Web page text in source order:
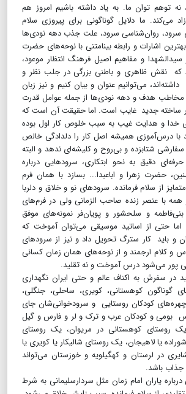
توهم توان ما. به یاد داشته باشیم امروز هم
می‌کند. ما دلایل گوناگونی برای پیروزی سلام‌
سرود، روان‌شناسی سرود، علت جذب دهه نودی‌ها
اشارات و رابطه بینامتنی با نوحه‌های حضرت
سیدالشهدا و مفاهیم اصیل فرهنگ انتظار موعود،
نقش ظاهری و باطنی بزرگی در جلب نظر و‌
می‌توانیم عنوان و بیان کنیم و نیز زبان
هدف و دهه نودی‌ها از جمله عوامل قدرت
ساخته جدید غایب است. اما حقیقت آن است که
خدا و هدایت غیب به سبب خلوص کار اول بوده
درس‌آموزی همیشه اصل کار را دلدادگی خالص
سفارشی شتابزده و بی‌روح و کلیشه‌ای ندهد و البته
دقیق به نحو ابتکاری، سرودهایی درباره
حضرت زهرا و اباعبدا... بسازد با همان فرم
از سلام فرمانده. سرودهای نو و خلاق ‌و دلربا
همه با عنصر زنده صاحب الزمانی ولی در فرم‌های
و سلحشور و پویان‌فر نمونه‌های موفق
اما حتی از اساتید موسیقی می‌توان آموخت که
و باید کار سترگ تحویل داد و نیز از سرودهای
و کلام ارجمند و از نوحه‌های همان زمان کسانی
پور می‌شود درس آموخت و نه تقلید.
در سفرش به اکناف عالم و حتی ایران نگهداری
گوناگون کوهستانی، کویری، ساحلی، جنگلی،
کودکان روستایی و سرودخوانی‌شان جای
بومی‌ و کودکان عرب و ترک‌ و لر و فارس و گیل
روستای کوهستانی در مریوان، یک روستای
یا لاهیجان، یک روستای شالیکار یا کویری یا
در لرستان و کهگیلویه و خوزستان می‌تواند
جذاب باشد.
درباره یاران امام زمان مثل سردار‌سلیمانی به شرط